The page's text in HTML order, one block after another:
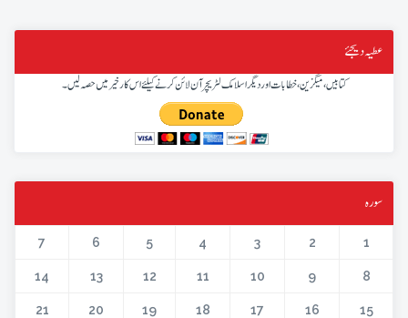
عطیہ دیجئے
کتابیں، میگزین، خطابات اور دیگر اسلامک لٹریچر آن لائن کرنے کیلئے اس کار خیر میں حصہ لیں۔
سورہ
1
2
3
4
5
6
7
8
9
10
11
12
13
14
15
16
17
18
19
20
21